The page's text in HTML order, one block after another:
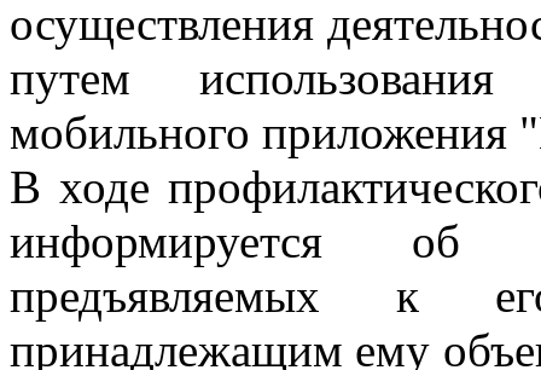
осуществления
путем использования
мобильного приложения
В ходе
информируется об
предъявляемых к
принадлежащим ему